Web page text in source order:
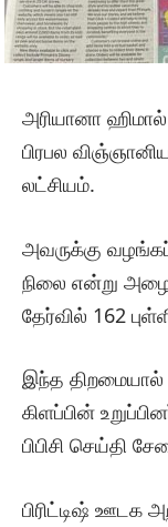
அரியானா
பிரபல
லட்சியம்.
அவருக்கு
நிலை என்று
தேர்வில் 162
இந்த திறமையால்
கிளப்பின்
பிபிசி செய்தி
பிரிட்டிஷ் ஊடக